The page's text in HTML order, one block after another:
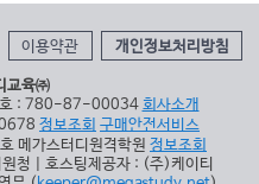
이용약관 개인정보처리방침
교육㈜
호 : 780-87-00034 회사소개
정보조회 구매안전서비스
메가스터디원격학원 정보조회
청 | 호스팅제공자 : (주)케이티